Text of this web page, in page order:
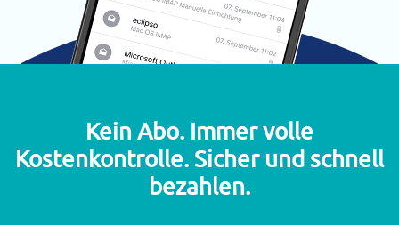
Kein Abo. Immer volle
Kostenkontrolle. Sicher und schnell
bezahlen.